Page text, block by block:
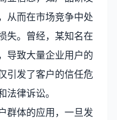
从而在市场竞争中处
失。曾经，某知名在
导致大量企业用户的
引发了客户的信任危
律诉讼。
群体的应用，一旦发